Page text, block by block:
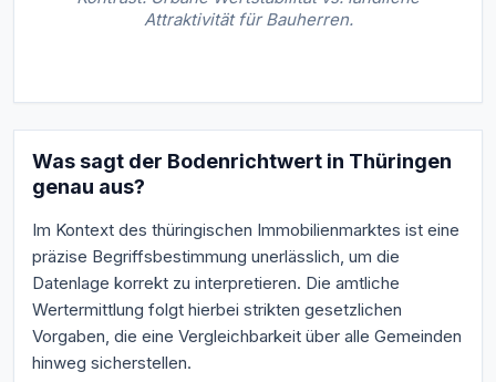
Attraktivität für Bauherren.
Was sagt der Bodenrichtwert in Thüringen
genau aus?
Im Kontext des thüringischen Immobilienmarktes ist eine
präzise Begriffsbestimmung unerlässlich, um die
Datenlage korrekt zu interpretieren. Die amtliche
Wertermittlung folgt hierbei strikten gesetzlichen
Vorgaben, die eine Vergleichbarkeit über alle Gemeinden
hinweg sicherstellen.